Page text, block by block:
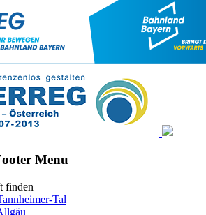
Menu
finden
Tal